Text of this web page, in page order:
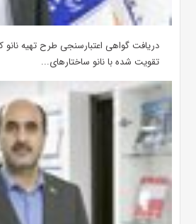
دریافت گواهی اعتبارسنجی طرح تهیه نانو
تقویت شده با نانو ساختارهای...